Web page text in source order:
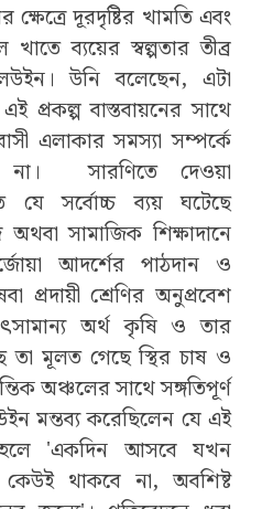
ক্ষেত্রে দূরদৃষ্টির খামতি এবং
ব্যয়ের স্বল্পতার তীব্র
উনি বলেছেন, এটা
প্রকল্প বাস্তবায়নের সাথে
এলাকার সমস্যা সম্পর্কে
সারণিতে দেওয়া
যে সর্বোচ্চ ব্যয় ঘটেছে
সামাজিক শিক্ষাদানে
আদর্শের পাঠদান ও
প্রদায়ী শ্রেণির অনুপ্রবেশ
অর্থ কৃষি ও তার
তা মূলত গেছে স্থির চাষ ও
অঞ্চলের সাথে সঙ্গতিপূর্ণ
মন্তব্য করেছিলেন যে এই
হলে 'একদিন আসবে যখন
কেউই থাকবে না, অবশিষ্ট